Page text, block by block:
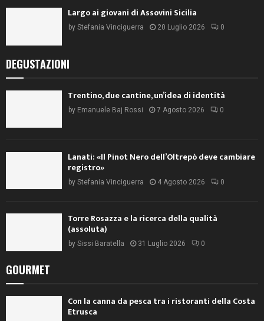
Largo ai giovani di Assovini Sicilia
by Stefania Vinciguerra 20 Luglio 2026 0
DEGUSTAZIONI
Trentino, due cantine, un’idea di identità
by Emanuele Baj Rossi 7 Agosto 2026 0
Lanati: «Il Pinot Nero dell’Oltrepò deve cambiare
registro»
by Stefania Vinciguerra 4 Agosto 2026 0
Torre Rosazza e la ricerca della qualità
(assoluta)
by Sissi Baratella 31 Luglio 2026 0
GOURMET
Con la canna da pesca tra i ristoranti della Costa
Etrusca